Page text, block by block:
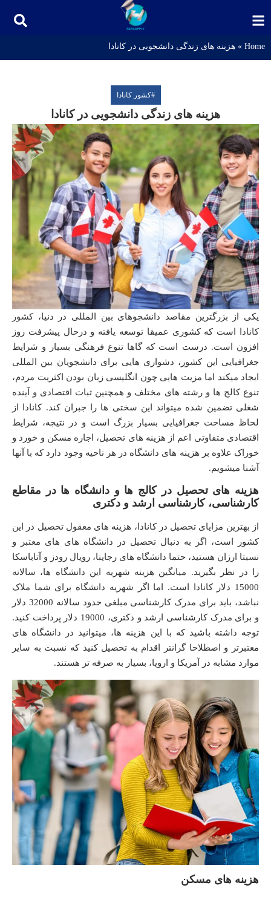
Home
» هزینه های زندگی دانشجویی در کانادا
#کشور کانادا
هزینه های زندگی دانشجویی در کانادا
یکی از بزرگترین مقاصد دانشجوهای بین المللی در دنیا،کشور
کانادا
است که کشوری عمیقا توسعه یافته و درحال پیشرفت روز
افزون است. درست است که گاها تنوع فرهنگی بسیار و شرایط
جغرافیایی این کشور، دشواری هایی برای دانشجویان بین المللی
ایجاد میکند اما مزیت هایی چون انگلیسی زبان بودن اکثریت مردم،
تنوع کالج ها و رشته های مختلف و همچنین ثبات اقتصادی و آینده
شغلی تضمین شده میتواند این سختی ها را جبران کند. کانادا از
لحاظ مساحت جغرافیایی بسیار بزرگ است و در نتیجه، شرایط
اقتصادی متفاوتی اعم از هزینه های تحصیل، اجاره مسکن و خورد و
خوراک علاوه بر هزینه های دانشگاه در هر ناحیه وجود دارد که با آنها
آشنا میشویم.
هزینه های تحصیل در کالج ها و دانشگاه ها در مقاطع
کارشناسی، کارشناسی ارشد و دکتری
از بهترین مزایای تحصیل در کانادا، هزینه های معقول تحصیل در این
کشور است، اگر به دنبال تحصیل در دانشگاه های های معتبر و
نسبتا ارزان هستید، حتما دانشگاه های رجاینا، رویال رودز و آتاباسکا
را در نظر بگیرید. میانگین هزینه شهریه این دانشگاه ها، سالانه
15000 دلار کانادا است. اما اگر شهریه دانشگاه برای شما ملاک
نباشد، باید برای مدرک کارشناسی مبلغی حدود سالانه 32000 دلار
و برای مدرک کارشناسی ارشد و دکتری، 19000 دلار پرداخت کنید.
توجه داشته باشید که با این هزینه ها، میتوانید در دانشگاه های
معتبرتر و اصطلاحا گرانتر اقدام به تحصیل کنید که نسبت به سایر
موارد مشابه در آمریکا و اروپا، بسیار به صرفه تر هستند.
هزینه های مسکن